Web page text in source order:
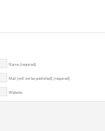
Name (required)
Mail (will not be published) (required)
Website